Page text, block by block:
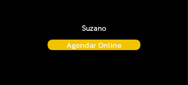
Suzano
Agendar Online